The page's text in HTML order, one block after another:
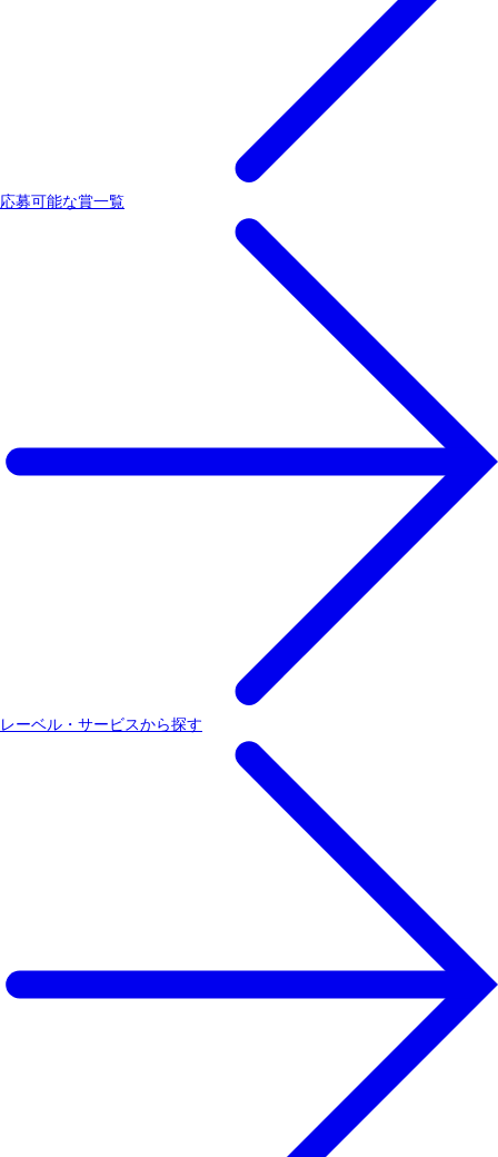
応募可能な賞一覧
レーベル・サービスから探す